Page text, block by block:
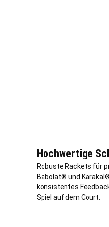
Hochwertige
Robuste Rackets für
Babolat® und
konsistentes
Spiel auf dem Court.